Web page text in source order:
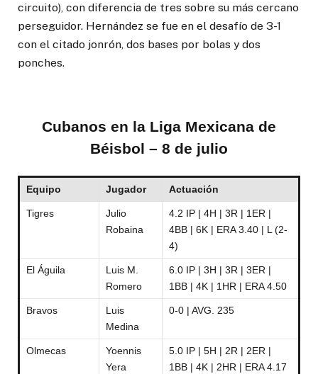
circuito), con diferencia de tres sobre su más cercano
perseguidor. Hernández se fue en el desafío de 3-1
con el citado jonrón, dos bases por bolas y dos
ponches.
Cubanos en la Liga Mexicana de
Béisbol – 8 de julio
Equipo Jugador Actuación
Tigres
Julio
Robaina
4.2 IP | 4H | 3R | 1ER |
4BB | 6K | ERA 3.40 | L (2-
4)
El Águila
Luis M.
Romero
6.0 IP | 3H | 3R | 3ER |
1BB | 4K | 1HR | ERA 4.50
Bravos
Luis
Medina
0-0 | AVG. 235
Olmecas
Yoennis
Yera
5.0 IP | 5H | 2R | 2ER |
1BB | 4K | 2HR | ERA 4.17